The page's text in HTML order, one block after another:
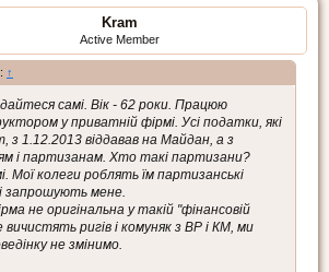
Kram
Active Member
↑
самі. Вік - 62 роки. Працюю
у приватній фірмі. Усі податки, які
з 1.12.2013 віддавав на Майдан, а з
і партизанам. Хто такі партизани?
Мої колеги роблять їм партизанські
запрошують мене.
не оригінальна у такій "фінансовій
вичистять ригів і комуняк з ВР і КМ, ми
не змінимо.